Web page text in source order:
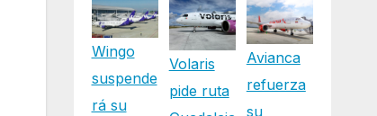
Wingo
suspende
rá su
Volaris
pide ruta
Avianca
refuerza
su